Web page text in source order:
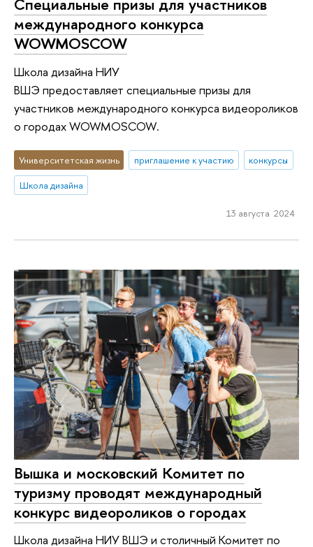
международного конкурса
WOWMOSCOW
Школа дизайна НИУ
ВШЭ предоставляет специальные призы для
участников международного конкурса видеороликов
о городах WOWMOSCOW.
Университетская жизнь приглашение к участию
конкурсы
Школа дизайна
13 августа 2024
Вышка и московский Комитет по
туризму проводят международный
конкурс видеороликов о городах
Школа дизайна НИУ ВШЭ и столичный Комитет по